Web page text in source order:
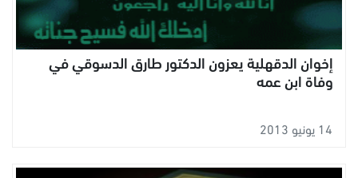
إخوان الدقهلية يعزون الدكتور طارق الدسوقي في
وفاة ابن عمه
14 يونيو 2013